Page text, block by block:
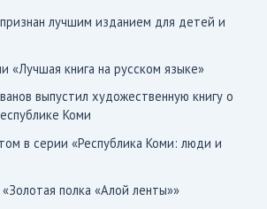
лучшим изданием для детей и
«Лучшая книга на русском языке»
выпустил художественную книгу о
Коми
в серии «Республика Коми: люди и
полка «Алой ленты»»